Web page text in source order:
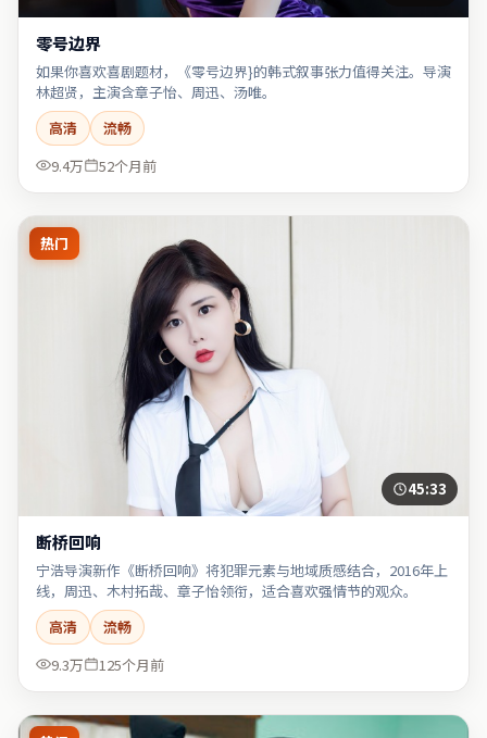
零号边界
如果你喜欢喜剧题材，《零号边界}的韩式叙事张力值得关注。导演
林超贤，主演含章子怡、周迅、汤唯。
高清
流畅
9.4万
52个月前
热门
45:33
断桥回响
宁浩导演新作《断桥回响》将犯罪元素与地域质感结合，2016年上
线，周迅、木村拓哉、章子怡领衔，适合喜欢强情节的观众。
高清
流畅
9.3万
125个月前